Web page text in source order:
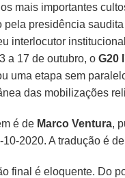
mais importantes
pela presidência
interlocutor
a 17 de outubro, oG20
uma etapa sem
das mobilizações
é de Marco Ventura,
10-2020. A tradução é de
final é eloquente. Do